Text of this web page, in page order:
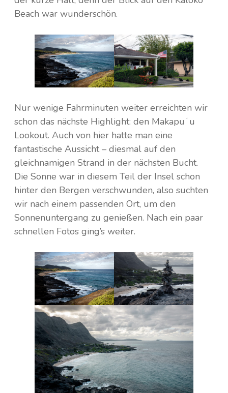
Beach war wunderschön.
Nur wenige Fahrminuten weiter erreichten wir
schon das nächste Highlight: den Makapuʻu
Lookout. Auch von hier hatte man eine
fantastische Aussicht – diesmal auf den
gleichnamigen Strand in der nächsten Bucht.
Die Sonne war in diesem Teil der Insel schon
hinter den Bergen verschwunden, also suchten
wir nach einem passenden Ort, um den
Sonnenuntergang zu genießen. Nach ein paar
schnellen Fotos ging’s weiter.